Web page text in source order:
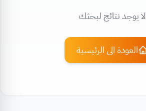
لا يوجد نتائج لبحثك
العودة الى الرئيسية